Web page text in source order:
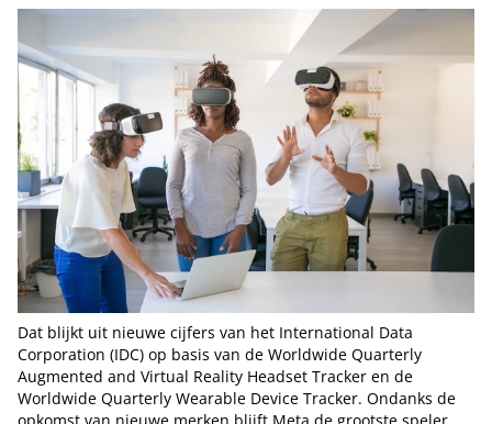
Dat blijkt uit nieuwe cijfers van het International Data
Corporation (IDC) op basis van de Worldwide Quarterly
Augmented and Virtual Reality Headset Tracker en de
Worldwide Quarterly Wearable Device Tracker. Ondanks de